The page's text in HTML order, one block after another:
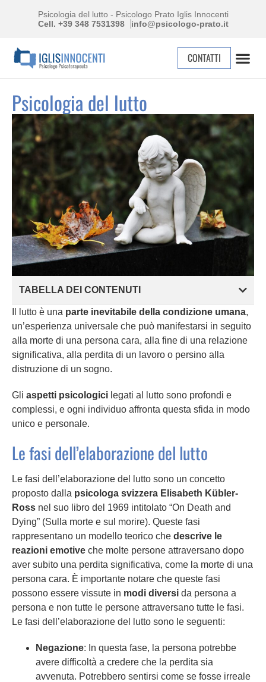
Psicologia del lutto - Psicologo Prato Iglis Innocenti
Cell. +39 348 7531398
info@psicologo-prato.it
CONTATTI
Psicologia del lutto
TABELLA DEI CONTENUTI
Il lutto è una parte inevitabile della condizione umana,
un’esperienza universale che può manifestarsi in seguito
alla morte di una persona cara, alla fine di una relazione
significativa, alla perdita di un lavoro o persino alla
distruzione di un sogno.
Gli aspetti psicologici legati al lutto sono profondi e
complessi, e ogni individuo affronta questa sfida in modo
unico e personale.
Le fasi dell’elaborazione del lutto
Le fasi dell’elaborazione del lutto sono un concetto
proposto dalla psicologa svizzera Elisabeth Kübler-
Ross nel suo libro del 1969 intitolato “On Death and
Dying” (Sulla morte e sul morire). Queste fasi
rappresentano un modello teorico che descrive le
reazioni emotive che molte persone attraversano dopo
aver subito una perdita significativa, come la morte di una
persona cara. È importante notare che queste fasi
possono essere vissute in modi diversi da persona a
persona e non tutte le persone attraversano tutte le fasi.
Le fasi dell’elaborazione del lutto sono le seguenti:
Negazione: In questa fase, la persona potrebbe
avere difficoltà a credere che la perdita sia
avvenuta. Potrebbero sentirsi come se fosse irreale